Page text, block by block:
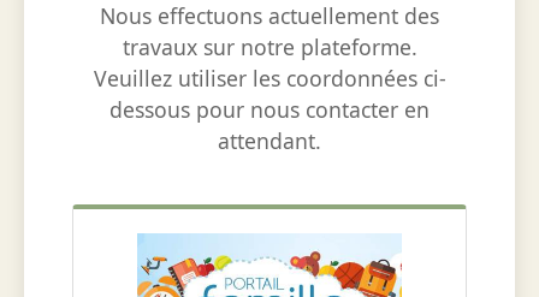
Nous effectuons actuellement des
travaux sur notre plateforme.
Veuillez utiliser les coordonnées ci-
dessous pour nous contacter en
attendant.